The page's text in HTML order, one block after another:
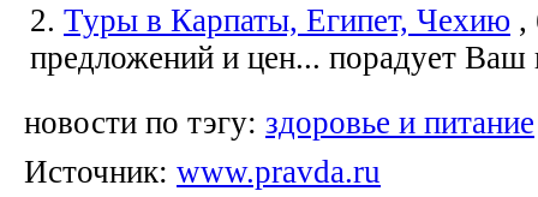
2. Туры в Карпаты, Египет, Чехию ,
предложений и цен... порадует Ваш
новости по тэгу: здоровье и питание
Источник: www.pravda.ru